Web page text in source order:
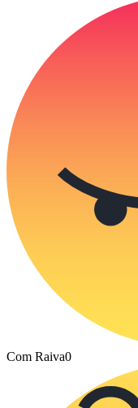
Com Raiva0